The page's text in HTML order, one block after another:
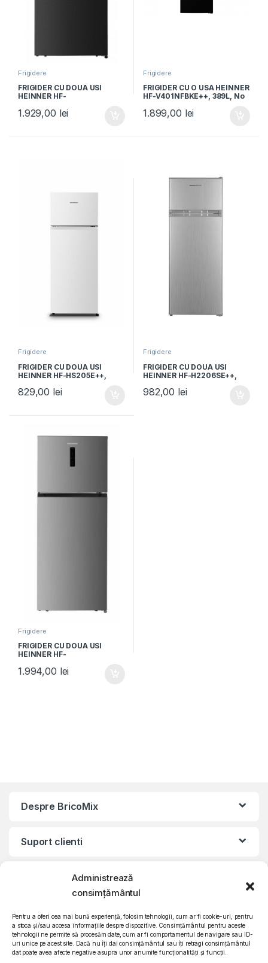
Administrează
consimțământul
Pentru a oferi cea mai bună experiență, folosim tehnologii, cum ar fi cookie-uri, pentru
a stoca și/sau accesa informațiile despre dispozitive. Consimțământul pentru aceste
tehnologii ne permite să procesăm date, cum ar fi comportamentul de navigare sau ID-
uri unice pe acest site. Dacă nu îți dai consimțământul sau îți retragi consimțământul
dat poate avea afecte negative asupra unor anumite funcționalități și funcții.
Frigidere
FRIGIDER CU DOUA USI
HEINNER HF-
415L, Full No Frost,
Compresor Dual Inverter,
1.929,00 lei
Frigidere
FRIGIDER CU O USA HEINNER
HF-V401NFBKE++, 389L, No
electronic, H 186cm, Negru
1.899,00 lei
Frigidere
FRIGIDER CU DOUA USI
HEINNER HF-HS205E++,
rafturi de sticla, H 143.4cm,
829,00 lei
Frigidere
FRIGIDER CU DOUA USI
HEINNER HF-H2206SE++,
sticla, H 143cm, Argintiu
982,00 lei
Frigidere
FRIGIDER CU DOUA USI
HEINNER HF-
415L, Full No Frost,
Compresor Dual Inverter,
1.994,00 lei
Despre BricoMix
Suport clienti
Informatii legale
CIF: RO15571358 | Reg. com: J26/839/2003